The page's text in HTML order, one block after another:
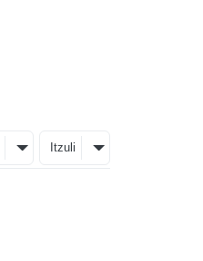
Itzuli